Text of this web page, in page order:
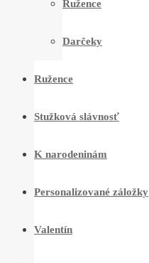
Ružence
Darčeky
Ružence
Stužková slávnosť
K narodeninám
Personalizované záložky
Valentín